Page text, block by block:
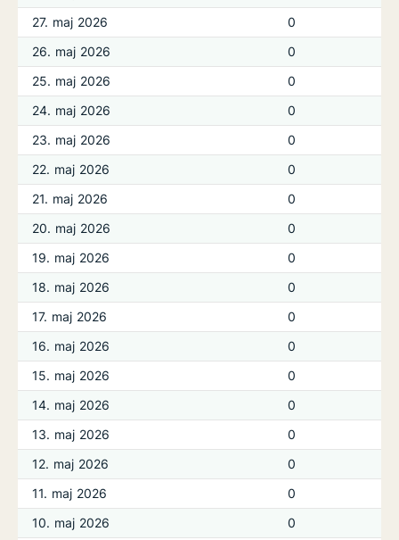
27. maj 2026
0
26. maj 2026
0
25. maj 2026
0
24. maj 2026
0
23. maj 2026
0
22. maj 2026
0
21. maj 2026
0
20. maj 2026
0
19. maj 2026
0
18. maj 2026
0
17. maj 2026
0
16. maj 2026
0
15. maj 2026
0
14. maj 2026
0
13. maj 2026
0
12. maj 2026
0
11. maj 2026
0
10. maj 2026
0